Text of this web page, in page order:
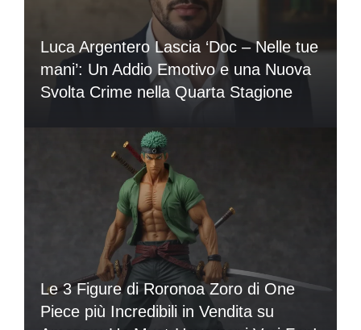
Luca Argentero Lascia ‘Doc – Nelle tue
mani’: Un Addio Emotivo e una Nuova
Svolta Crime nella Quarta Stagione
Le 3 Figure di Roronoa Zoro di One
Piece più Incredibili in Vendita su